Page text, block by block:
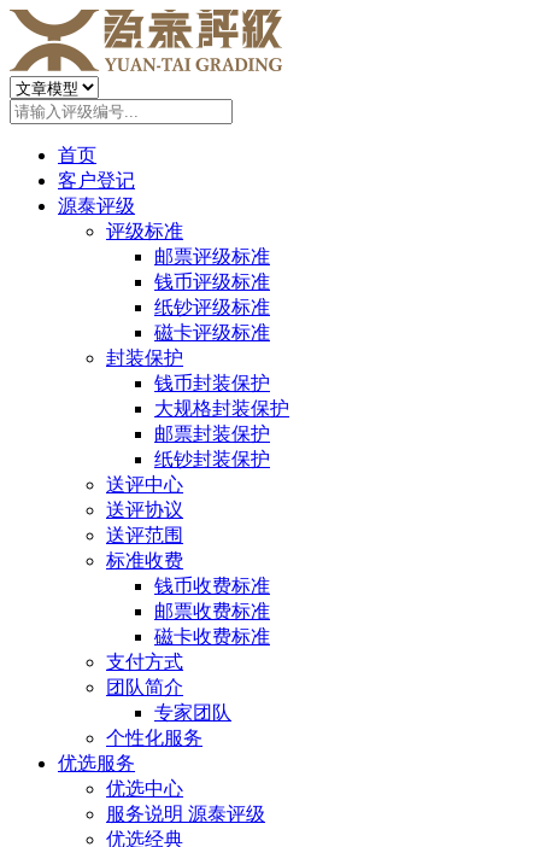
首页
客户登记
源泰评级
评级标准
邮票评级标准
钱币评级标准
纸钞评级标准
磁卡评级标准
封装保护
钱币封装保护
大规格封装保护
邮票封装保护
纸钞封装保护
送评中心
送评协议
送评范围
标准收费
钱币收费标准
邮票收费标准
磁卡收费标准
支付方式
团队简介
专家团队
个性化服务
优选服务
优选中心
服务说明 源泰评级
优选经典